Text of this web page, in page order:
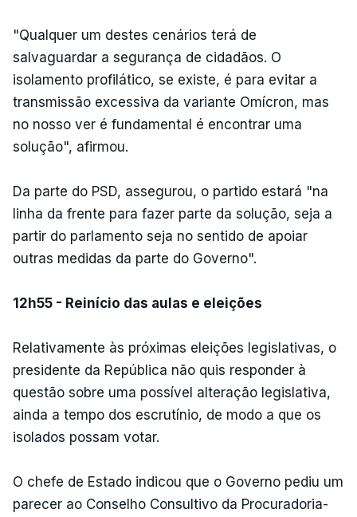
"Qualquer um destes cenários terá de
salvaguardar a segurança de cidadãos. O
isolamento profilático, se existe, é para evitar a
transmissão excessiva da variante Omícron, mas
no nosso ver é fundamental é encontrar uma
solução", afirmou.
Da parte do PSD, assegurou, o partido estará "na
linha da frente para fazer parte da solução, seja a
partir do parlamento seja no sentido de apoiar
outras medidas da parte do Governo".
12h55 - Reinício das aulas e eleições
Relativamente às próximas eleições legislativas, o
presidente da República não quis responder à
questão sobre uma possível alteração legislativa,
ainda a tempo dos escrutínio, de modo a que os
isolados possam votar.
O chefe de Estado indicou que o Governo pediu um
parecer ao Conselho Consultivo da Procuradoria-